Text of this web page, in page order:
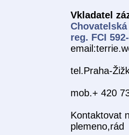
Vkladatel
Chovatelská
reg. FCI
tel.Praha-
mob.+ 420
Kontaktovat
plemeno,rád